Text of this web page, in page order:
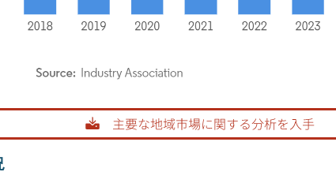
Intelligence。再利用にはCC BY 4.0の表示が必要です。